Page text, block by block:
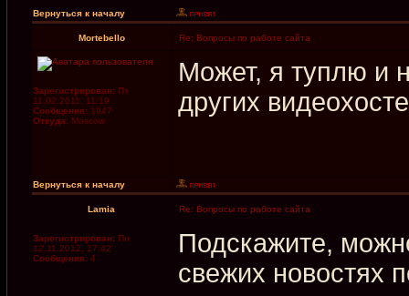
Вернуться к началу
Mortebello Re: Вопросы по работе сайта
Зарегистрирован: Пт
11.02.2011, 11:19
Сообщения: 1947
Откуда: Moscow
Может, я туплю и
других
Вернуться к началу
Lamia Re: Вопросы по работе сайта
Зарегистрирован: Пн
12.11.2012, 17:42
Сообщения: 4
Подскажите,
свежих новостях